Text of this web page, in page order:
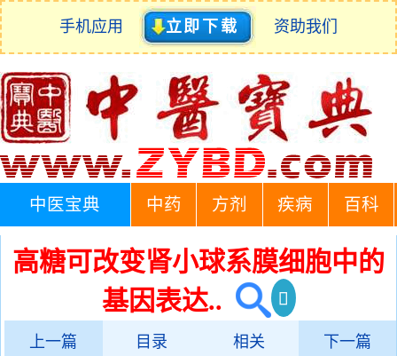
手机应用 立即下载 资助我们
中医宝典 中药 方剂 疾病 百科
高糖可改变肾小球系膜细胞中的
基因表达..
上一篇 目录 相关 下一篇